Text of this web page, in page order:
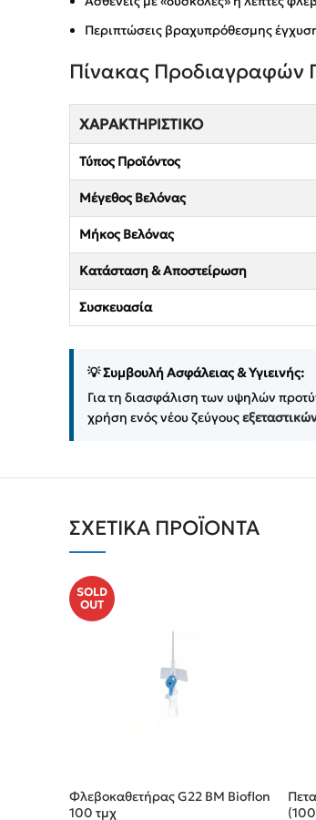
Περιπτώσεις βραχυπρόθεσμης
Πίνακας Προδιαγραφών
ΧΑΡΑΚΤΗΡΙΣΤΙΚΌ
Τύπος Προϊόντος
Μέγεθος Βελόνας
Μήκος Βελόνας
Κατάσταση & Αποστείρωση
Συσκευασία
💡 Συμβουλή Ασφάλειας & Υγιεινής:
Για τη διασφάλιση των υψηλών
χρήση ενός νέου ζεύγους
ΣΧΕΤΙΚΆ ΠΡΟΪΌΝΤΑ
SOLD
OUT
Φλεβοκαθετήρας G22 BM Bioflon
100 τμχ